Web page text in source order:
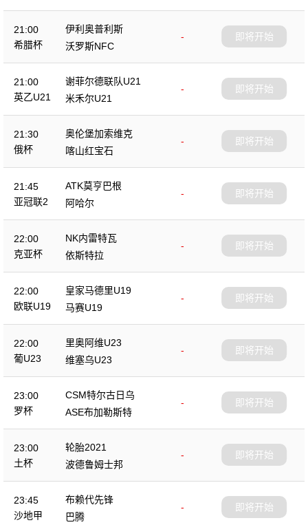
21:00
希腊杯
伊利奥普利斯
-
沃罗斯NFC
即将开始
21:00
英乙U21
谢菲尔德联队U21
-
米禾尔U21
即将开始
21:30
俄杯
奥伦堡加索维克
-
喀山红宝石
即将开始
21:45
亚冠联2
ATK莫亨巴根
-
阿哈尔
即将开始
22:00
克亚杯
NK内雷特瓦
-
依斯特拉
即将开始
22:00
欧联U19
皇家马德里U19
-
马赛U19
即将开始
22:00
葡U23
里奥阿维U23
-
维塞乌U23
即将开始
23:00
罗杯
CSM特尔古日乌
-
ASE布加勒斯特
即将开始
23:00
土杯
轮胎2021
-
波德鲁姆士邦
即将开始
23:45
沙地甲
布赖代先锋
-
巴腾
即将开始